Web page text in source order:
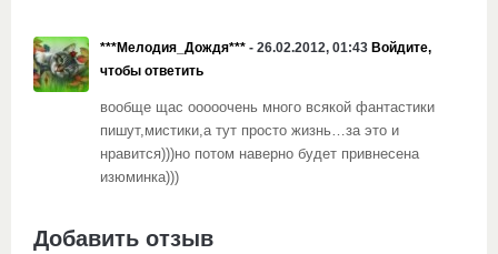
***Мелодия_Дождя*** - 26.02.2012, 01:43 Войдите,
чтобы ответить
вообще щас ооооочень много всякой фантастики
пишут,мистики,а тут просто жизнь…за это и
нравится)))но потом наверно будет привнесена
изюминка)))
Добавить отзыв